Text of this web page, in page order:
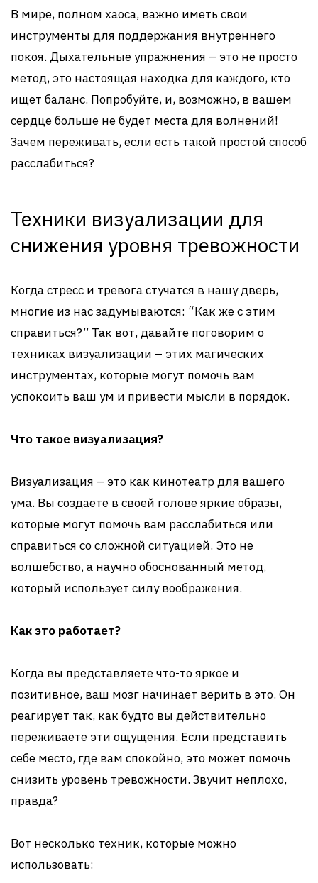
В мире, полном хаоса, важно иметь свои
инструменты для поддержания внутреннего
покоя. Дыхательные упражнения – это не просто
метод, это настоящая находка для каждого, кто
ищет баланс. Попробуйте, и, возможно, в вашем
сердце больше не будет места для волнений!
Зачем переживать, если есть такой простой способ
расслабиться?
Техники визуализации для
снижения уровня тревожности
Когда стресс и тревога стучатся в нашу дверь,
многие из нас задумываются: “Как же с этим
справиться?” Так вот, давайте поговорим о
техниках визуализации – этих магических
инструментах, которые могут помочь вам
успокоить ваш ум и привести мысли в порядок.
Что такое визуализация?
Визуализация – это как кинотеатр для вашего
ума. Вы создаете в своей голове яркие образы,
которые могут помочь вам расслабиться или
справиться со сложной ситуацией. Это не
волшебство, а научно обоснованный метод,
который использует силу воображения.
Как это работает?
Когда вы представляете что-то яркое и
позитивное, ваш мозг начинает верить в это. Он
реагирует так, как будто вы действительно
переживаете эти ощущения. Если представить
себе место, где вам спокойно, это может помочь
снизить уровень тревожности. Звучит неплохо,
правда?
Вот несколько техник, которые можно
использовать: